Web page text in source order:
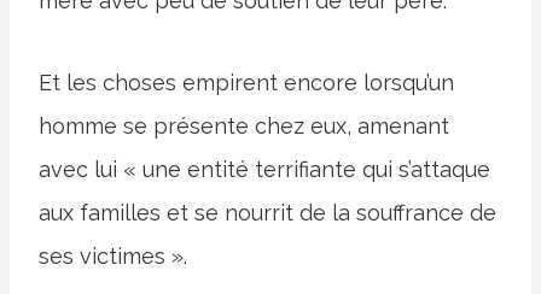
Et les choses empirent encore lorsqu’un
homme se présente chez eux, amenant
avec lui « une entité terrifiante qui s’attaque
aux familles et se nourrit de la souffrance de
ses victimes ».